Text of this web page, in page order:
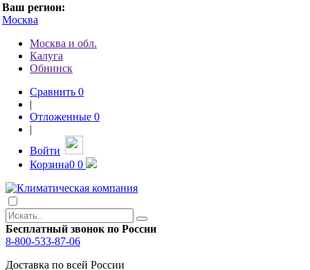
Ваш регион:
Москва
Москва и обл.
Калуга
Обнинск
Сравнить 0
|
Отложенные 0
|
Войти
Корзина0 0
Бесплатный звонок по России
8-800-533-87-06
Доставка по всей России